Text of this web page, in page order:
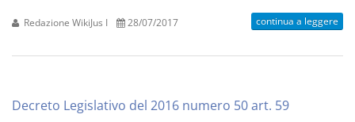
Redazione WikiJus I 28/07/2017 continua a leggere
Decreto Legislativo del 2016 numero 50 art. 59